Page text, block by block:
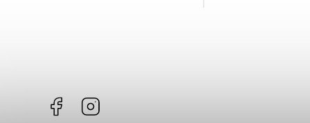
Facebook